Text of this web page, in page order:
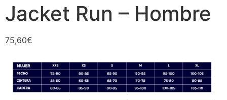
Jacket Run – Hombre
75,60€